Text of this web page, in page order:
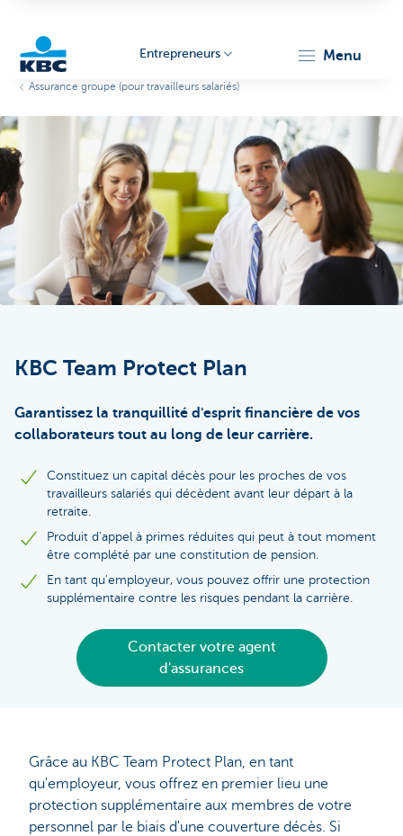
Entrepreneurs
Entrepreneurs menu
Assurance groupe (pour travailleurs salariés)
KBC Team Protect Plan
Garantissez la tranquillité d'esprit financière de vos
collaborateurs tout au long de leur carrière.
Constituez un capital décès pour les proches de vos
travailleurs salariés qui décèdent avant leur départ à la
retraite.
Produit d'appel à primes réduites qui peut à tout moment
être complété par une constitution de pension.
En tant qu'employeur, vous pouvez offrir une protection
supplémentaire contre les risques pendant la carrière.
Contacter votre agent
d'assurances
Grâce au KBC Team Protect Plan, en tant
qu'employeur, vous offrez en premier lieu une
protection supplémentaire aux membres de votre
personnel par le biais d'une couverture décès. Si